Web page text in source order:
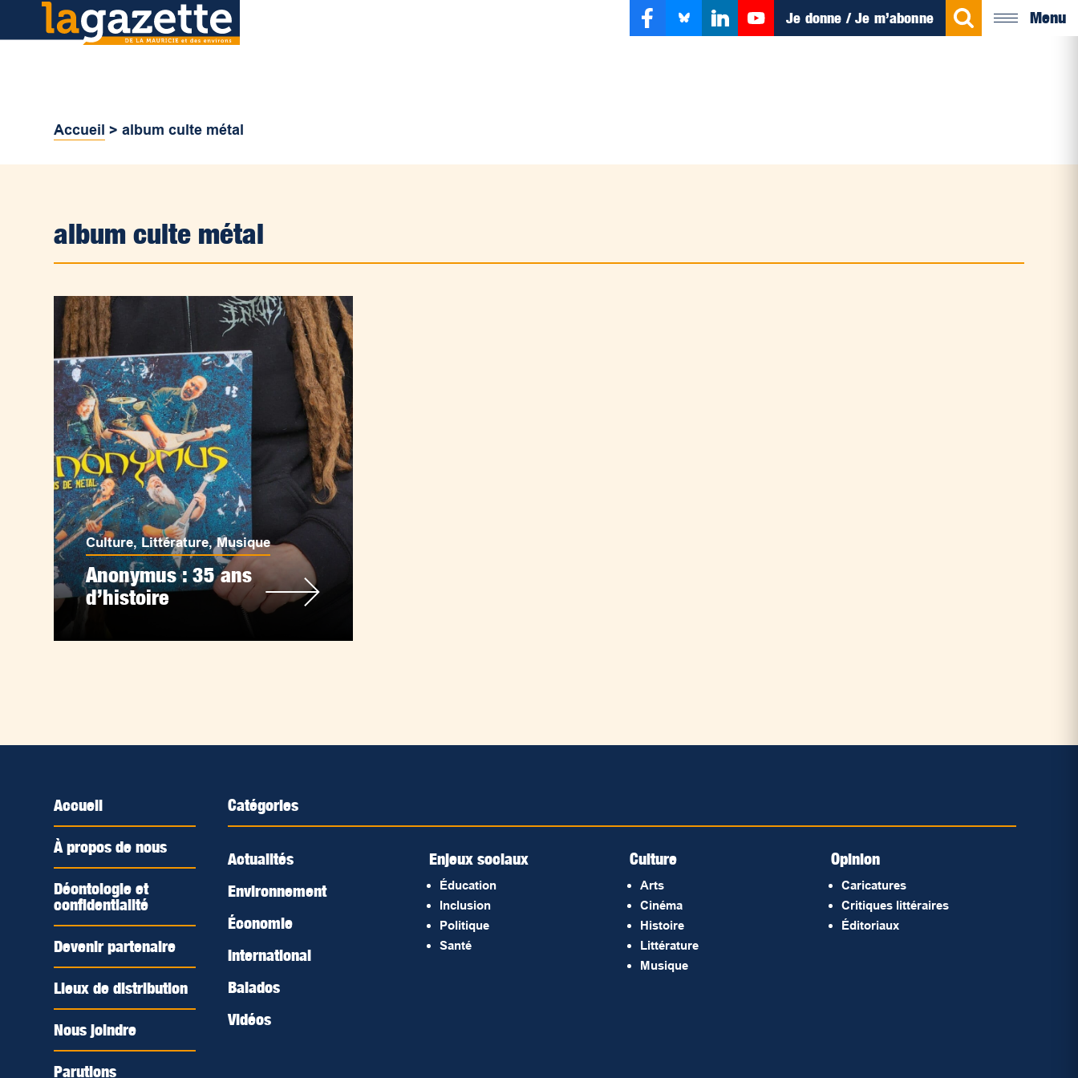
Je donne / Je m’abonne Menu
Accueil >album culte métal
album culte métal
Culture,Littérature,Musique
Anonymus : 35 ans
d’histoire
Accueil
À propos de nous
Déontologie et
confidentialité
Devenir partenaire
Lieux de distribution
Nous joindre
Parutions
Catégories
Actualités
Environnement
Économie
International
Balados
Vidéos
Enjeux sociaux
Éducation
Inclusion
Politique
Santé
Culture
Arts
Cinéma
Histoire
Littérature
Musique
Opinion
Caricatures
Critiques littéraires
Éditoriaux